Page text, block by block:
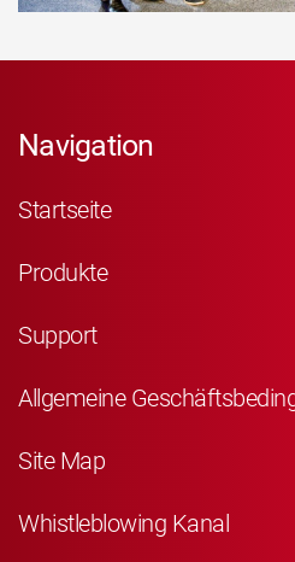
Navigation
Startseite
Produkte
Support
Allgemeine
Site Map
Whistleblowing Kanal